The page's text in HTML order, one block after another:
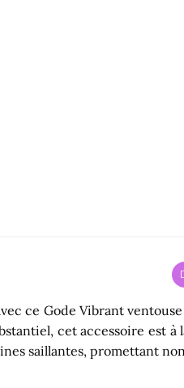
ce Gode Vibrant
cet accessoire est
saillantes, promettant